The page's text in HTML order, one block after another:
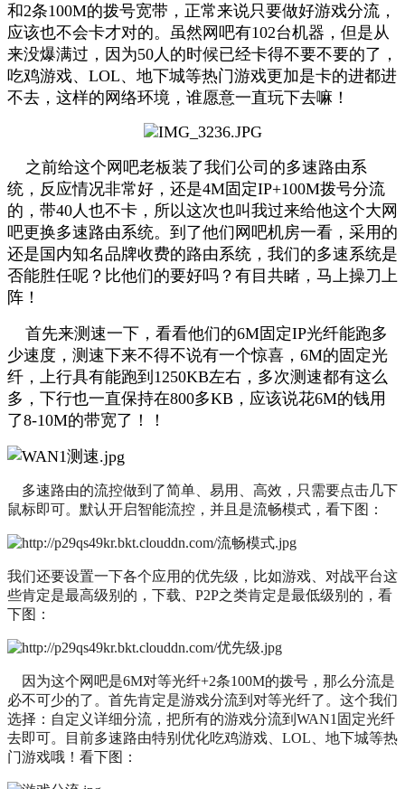
和2条100M的拨号宽带，正常来说只要做好游戏分流，
应该也不会卡才对的。虽然网吧有102台机器，但是从
来没爆满过，因为50人的时候已经卡得不要不要的了，
吃鸡游戏、LOL、地下城等热门游戏更加是卡的进都进
不去，这样的网络环境，谁愿意一直玩下去嘛！
之前给这个网吧老板装了我们公司的多速路由系
统，反应情况非常好，还是4M固定IP+100M拨号分流
的，带40人也不卡，所以这次也叫我过来给他这个大网
吧更换多速路由系统。到了他们网吧机房一看，采用的
还是国内知名品牌收费的路由系统，我们的多速系统是
否能胜任呢？比他们的要好吗？有目共睹，马上操刀上
阵！
首先来测速一下，看看他们的6M固定IP光纤能跑多
少速度，测速下来不得不说有一个惊喜，6M的固定光
纤，上行具有能跑到1250KB左右，多次测速都有这么
多，下行也一直保持在800多KB，应该说花6M的钱用
了8-10M的带宽了！！
多速路由的流控做到了简单、易用、高效，只需要点击几下
鼠标即可。默认开启智能流控，并且是流畅模式，看下图：
我们还要设置一下各个应用的优先级，比如游戏、对战平台这
些肯定是最高级别的，下载、P2P之类肯定是最低级别的，看
下图：
因为这个网吧是6M对等光纤+2条100M的拨号，那么分流是
必不可少的了。首先肯定是游戏分流到对等光纤了。这个我们
选择：自定义详细分流，把所有的游戏分流到WAN1固定光纤
去即可。目前多速路由特别优化吃鸡游戏、LOL、地下城等热
门游戏哦！看下图：